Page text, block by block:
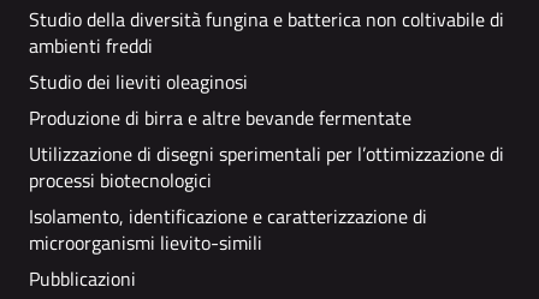
Studio della diversità fungina e batterica non coltivabile di
ambienti freddi
Studio dei lieviti oleaginosi
Produzione di birra e altre bevande fermentate
Utilizzazione di disegni sperimentali per l’ottimizzazione di
processi biotecnologici
Isolamento, identificazione e caratterizzazione di
microorganismi lievito-simili
Pubblicazioni